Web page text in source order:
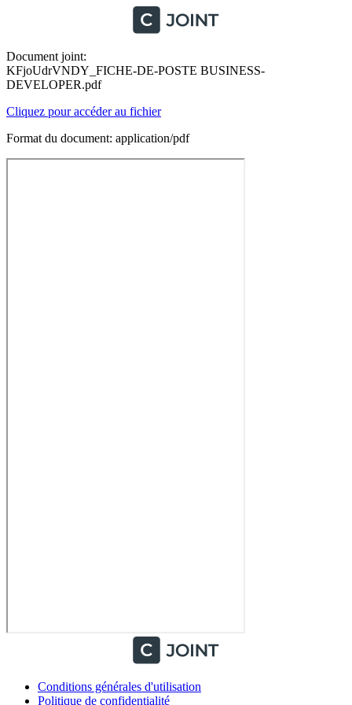
Document joint:
KFjoUdrVNDY_FICHE-DE-POSTE BUSINESS-
DEVELOPER.pdf
Cliquez pour accéder au fichier
Format du document: application/pdf
Conditions générales d'utilisation
Politique de confidentialité